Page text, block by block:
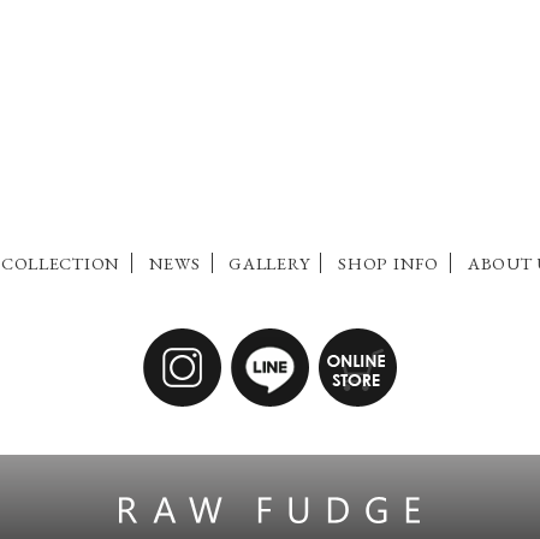
COLLECTION NEWS GALLERY SHOP INFO ABOUT